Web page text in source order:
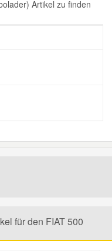
Artikel zu finden
für den FIAT 500